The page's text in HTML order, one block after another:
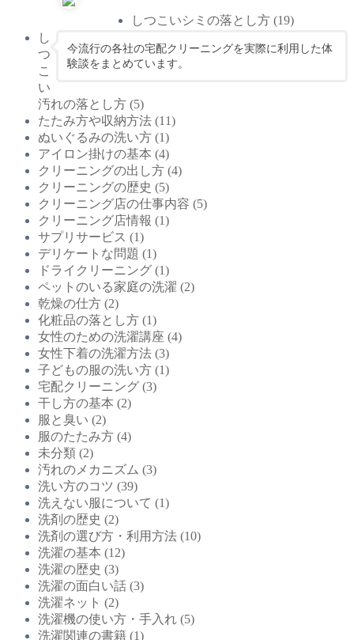
今流行の各社の宅配クリーニングを実際に利用した体
験談をまとめています。
しつこいシミの落とし方 (19)
し
つ
こ
い
汚れの落とし方 (5)
たたみ方や収納方法 (11)
ぬいぐるみの洗い方 (1)
アイロン掛けの基本 (4)
クリーニングの出し方 (4)
クリーニングの歴史 (5)
クリーニング店の仕事内容 (5)
クリーニング店情報 (1)
サプリサービス (1)
デリケートな問題 (1)
ドライクリーニング (1)
ペットのいる家庭の洗濯 (2)
乾燥の仕方 (2)
化粧品の落とし方 (1)
女性のための洗濯講座 (4)
女性下着の洗濯方法 (3)
子どもの服の洗い方 (1)
宅配クリーニング (3)
干し方の基本 (2)
服と臭い (2)
服のたたみ方 (4)
未分類 (2)
汚れのメカニズム (3)
洗い方のコツ (39)
洗えない服について (1)
洗剤の歴史 (2)
洗剤の選び方・利用方法 (10)
洗濯の基本 (12)
洗濯の歴史 (3)
洗濯の面白い話 (3)
洗濯ネット (2)
洗濯機の使い方・手入れ (5)
洗濯関連の書籍 (1)